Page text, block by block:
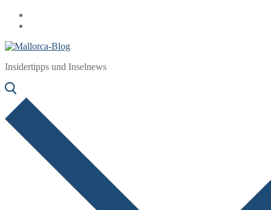
Zum
Inhalt
Menü
Schließen
Insidertipps und Inselnews